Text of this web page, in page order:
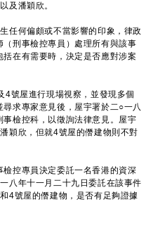
及潘穎欣。
何偏頗或不當影響的印象，律政
刑事檢控專員）處理所有與該事
在有需要時，決定是否應對涉案
屋進行現場視察，並發現多個
求專家意見後，屋宇署於二○一八
檢控科，以徵詢法律意見。屋宇
穎欣，但就4號屋的僭建物則不對
控專員決定委託一名香港的資深
八年十一月二十九日委託在該事件
4號屋的僭建物，是否有足夠證據